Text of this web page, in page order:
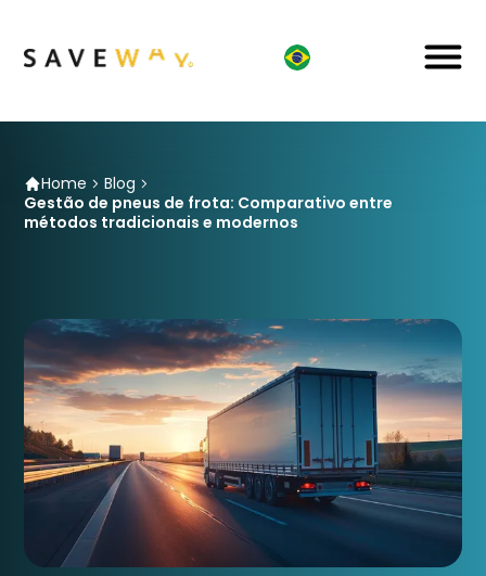
Home
Blog
Gestão de pneus de frota: Comparativo entre
métodos tradicionais e modernos